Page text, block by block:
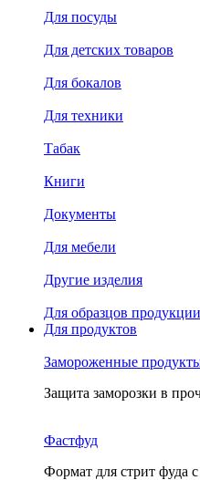
Для посуды
Для детских товаров
Для бокалов
Для техники
Табак
Книги
Документы
Для мебели
Другие изделия
Для образцов продукции
Для продуктов
Замороженные
Защита заморозки в
Фастфуд
Формат для стрит фуда